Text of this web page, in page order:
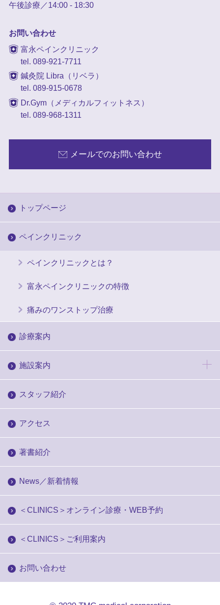
午後診療／14:00 - 18:30
お問い合わせ
富永ペインクリニック
tel. 089-921-7711
鍼灸院 Libra（リベラ）
tel. 089-915-0678
Dr.Gym（メディカルフィットネス）
tel. 089-968-1311
メールでのお問い合わせ
トップページ
ペインクリニック
ペインクリニックとは？
富永ペインクリニックの特徴
痛みのワンストップ治療
診療案内
施設案内
スタッフ紹介
アクセス
著書紹介
News／新着情報
＜CLINICS＞オンライン診療・WEB予約
＜CLINICS＞ご利用案内
お問い合わせ